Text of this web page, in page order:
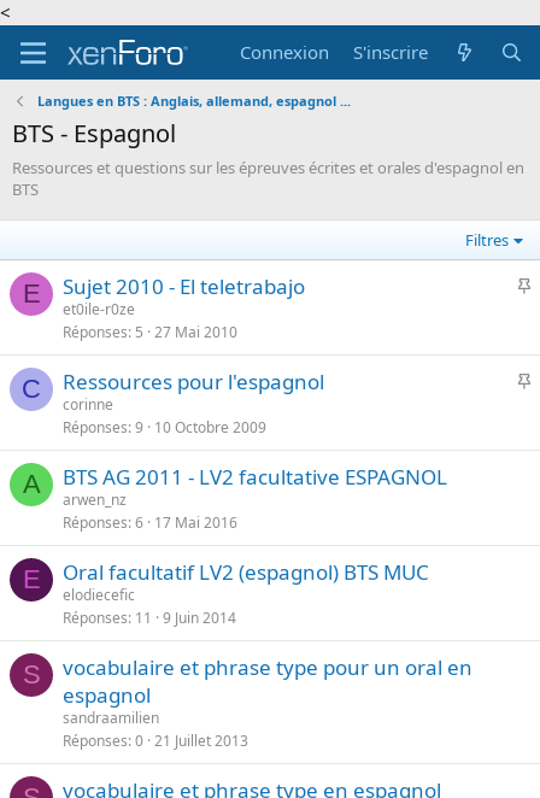
<
Connexion
S'inscrire
Langues en BTS : Anglais, allemand, espagnol ...
BTS - Espagnol
Ressources et questions sur les épreuves écrites et orales d'espagnol en
BTS
Filtres
E
I
o
r
Sujet 2010 - El teletrabajo
et0ile-r0ze
Réponses 5 27 Mai 2010
C
I
o
Ressources pour l'espagnol
corinne
Réponses 9 10 Octobre 2009
A BTS AG 2011 - LV2 facultative ESPAGNOL
arwen_nz
Réponses 6 17 Mai 2016
E Oral facultatif LV2 (espagnol) BTS MUC
elodiecefic
Réponses 11 9 Juin 2014
S
vocabulaire et phrase type pour un oral en
espagnol
sandraamilien
Réponses 0 21 Juillet 2013
vocabulaire et phrase type en espagnol